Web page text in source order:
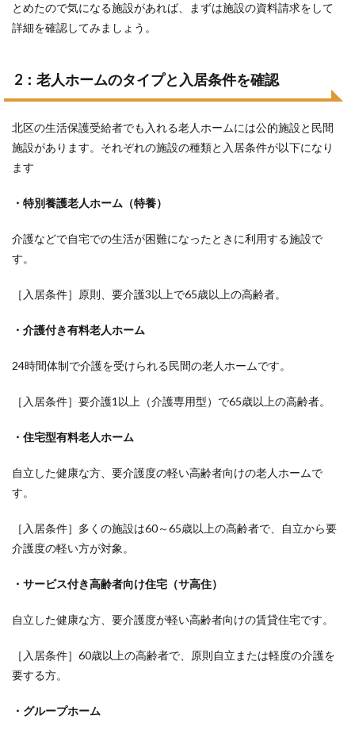
とめたので気になる施設があれば、まずは施設の資料請求をして
詳細を確認してみましょう。
2：老人ホームのタイプと入居条件を確認
北区の生活保護受給者でも入れる老人ホームには公的施設と民間
施設があります。それぞれの施設の種類と入居条件が以下になり
ます
・特別養護老人ホーム（特養）
介護などで自宅での生活が困難になったときに利用する施設で
す。
［入居条件］原則、要介護3以上で65歳以上の高齢者。
・介護付き有料老人ホーム
24時間体制で介護を受けられる民間の老人ホームです。
［入居条件］要介護1以上（介護専用型）で65歳以上の高齢者。
・住宅型有料老人ホーム
自立した健康な方、要介護度の軽い高齢者向けの老人ホームで
す。
［入居条件］多くの施設は60～65歳以上の高齢者で、自立から要
介護度の軽い方が対象。
・サービス付き高齢者向け住宅（サ高住）
自立した健康な方、要介護度が軽い高齢者向けの賃貸住宅です。
［入居条件］60歳以上の高齢者で、原則自立または軽度の介護を
要する方。
・グループホーム